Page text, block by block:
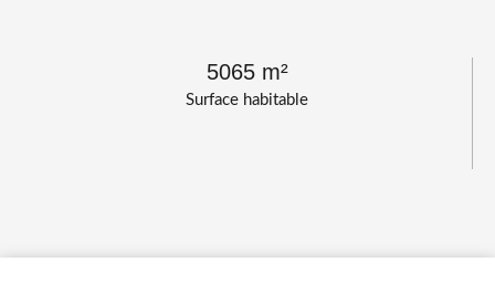
Surface habitable
5065 m²